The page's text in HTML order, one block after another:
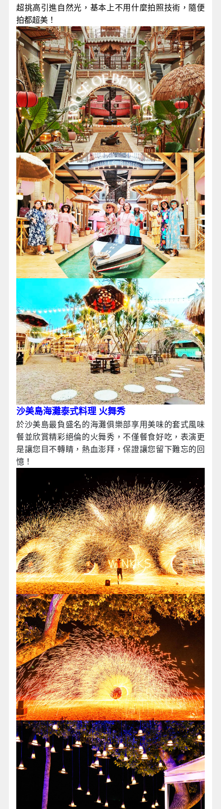
超挑高引進自然光，基本上不用什麼拍照技術，隨便
拍都超美！
沙美島海灘泰式料理 火舞秀
於沙美島最負盛名的海灘俱樂部享用美味的套式風味
餐並欣賞精彩絕倫的火舞秀，不僅餐食好吃，表演更
是讓您目不轉睛，熱血澎拜，保證讓您留下難忘的回
憶！